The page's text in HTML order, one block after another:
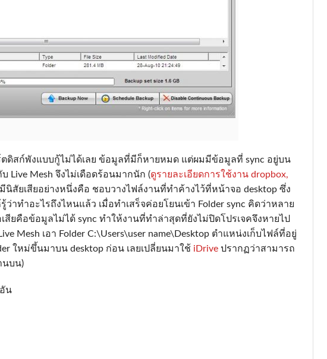
ตดิสก์พังแบบกู้ไม่ได้เลย ข้อมูลที่มีก็หายหมด แต่ผมมีข้อมูลที่ sync อยู่บน
Live Mesh จึงไม่เดือดร้อนมากนัก (ดูรายละเอียดการใช้งาน dropbox,
นิสัยเสียอย่างหนึ่งคือ ชอบวางไฟล์งานที่ทำค้างไว้ที่หน้าจอ desktop ซึ่ง
ว่าทำอะไรถึงไหนแล้ว เมื่อทำเสร็จค่อยโยนเข้า Folder sync คิดว่าหลาย
ยคือข้อมูลไม่ได้ sync ทำให้งานที่ทำล่าสุดที่ยังไม่ปิดโปรเจคจึงหายไป
Mesh เอา Folder C:\Users\user name\Desktop ตำแหน่งเก็บไฟล์ที่อยู่
ใหม่ขึ้นมาบน desktop ก่อน เลยเปลี่ยนมาใช้ iDrive ปรากฏว่าสามารถ
นบน)
น